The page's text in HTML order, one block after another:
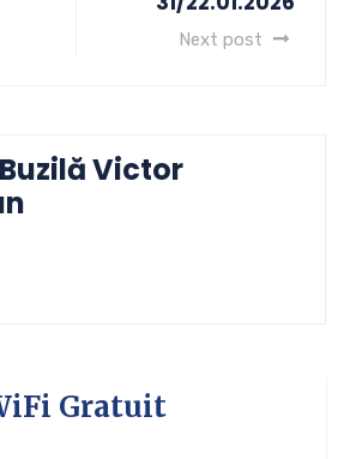
Next post
Buzilă Victor
Gratuit